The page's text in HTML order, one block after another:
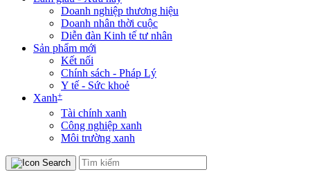
Doanh nghiệp thương hiệu
Doanh nhân thời cuộc
Diễn đàn Kinh tế tư nhân
Sản phẩm mới
Kết nối
Chính sách - Pháp Lý
Y tế - Sức khoẻ
Xanh+
Tài chính xanh
Công nghiệp xanh
Môi trường xanh